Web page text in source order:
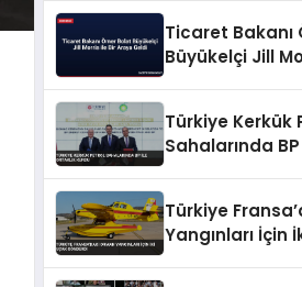
Ticaret Bakanı
Büyükelçi Jill
Türkiye Kerkük
Sahalarında
Türkiye
Yangınları İçin